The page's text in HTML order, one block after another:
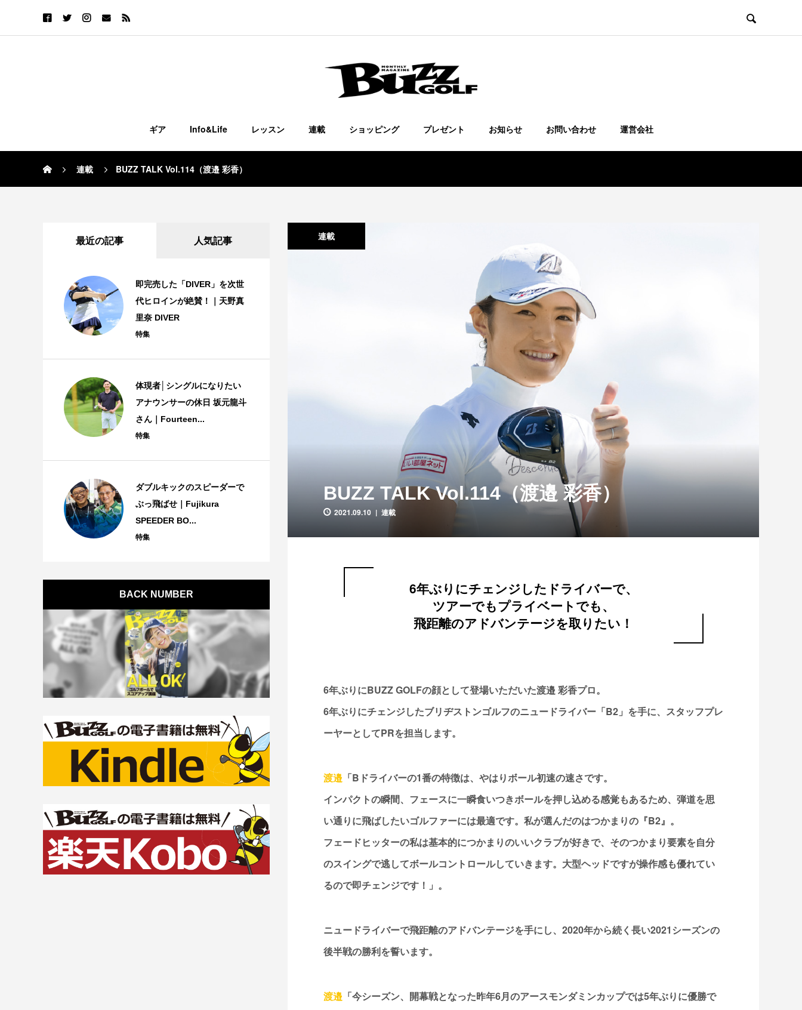

ギア Info&Life レッスン 連載 ショッピング プレゼント お知らせ お問い合わせ 運営会社
連載 BUZZ TALK Vol.114（渡邉 彩香）
連載
BUZZ TALK Vol.114（渡邉 彩香）
2021.09.10 連載
6年ぶりにチェンジしたドライバーで、
ツアーでもプライベートでも、
飛距離のアドバンテージを取りたい！
6年ぶりにBUZZ GOLFの顔として登場いただいた渡邉 彩香プロ。
6年ぶりにチェンジしたブリヂストンゴルフのニュードライバー「B2」を手に、スタッフプレ
ーヤーとしてPRを担当します。
渡邉 「Bドライバーの1番の特徴は、やはりボール初速の速さです。
インパクトの瞬間、フェースに一瞬食いつきボールを押し込める感覚もあるため、弾道を思
い通りに飛ばしたいゴルファーには最適です。私が選んだのはつかまりの『B2』。
フェードヒッターの私は基本的につかまりのいいクラブが好きで、そのつかまり要素を自分
のスイングで逃してボールコントロールしていきます。大型ヘッドですが操作感も優れてい
るので即チェンジです！」。
ニュードライバーで飛距離のアドバンテージを手にし、2020年から続く長い2021シーズンの
後半戦の勝利を誓います。
渡邉 「今シーズン、開幕戦となった昨年6月のアースモンダミンカップでは5年ぶりに優勝で
最近の記事 人気記事
即完売した「DIVER」を次世
代ヒロインが絶賛！｜天野真
里奈 DIVER
特集
体現者│シングルになりたい
アナウンサーの休日 坂元龍斗
さん｜Fourteen...
特集
ダブルキックのスピーダーで
ぶっ飛ばせ｜Fujikura
SPEEDER BO...
特集
BACK NUMBER